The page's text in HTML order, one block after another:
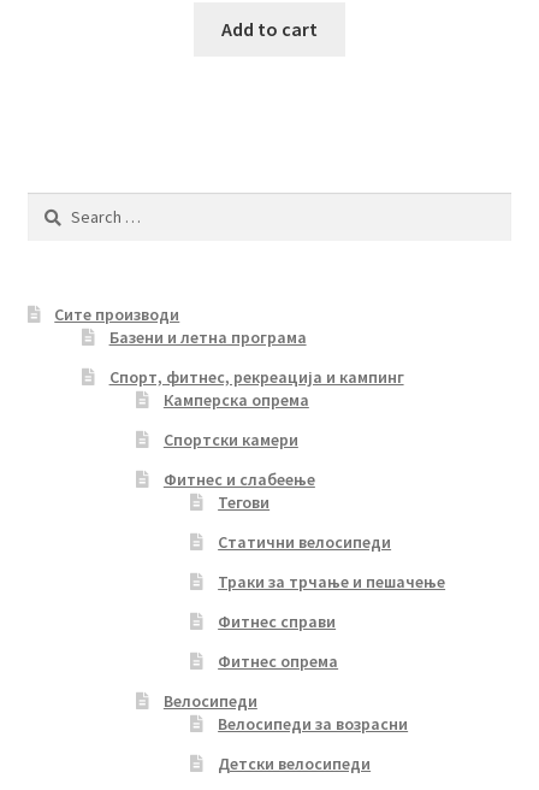
Add to cart
Search
Сите производи
Базени и летна програма
Спорт, фитнес, рекреација и кампинг
Камперска опрема
Спортски камери
Фитнес и слабеење
Тегови
Статични велосипеди
Траки за трчање и пешачење
Фитнес справи
Фитнес опрема
Велосипеди
Велосипеди за возрасни
Детски велосипеди